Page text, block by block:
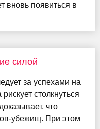
вновь появиться в
силой
за успехами на
столкнуться
что
убежищ. При этом